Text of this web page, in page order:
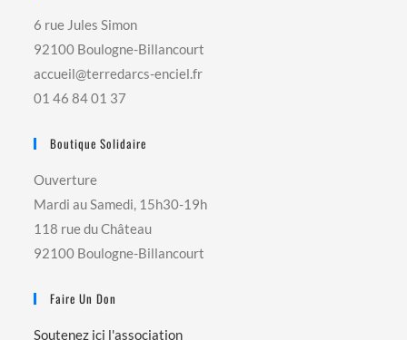
6 rue Jules Simon
92100 Boulogne-Billancourt
accueil@terredarcs-enciel.fr
01 46 84 01 37
Boutique Solidaire
Ouverture
Mardi au Samedi, 15h30-19h
118 rue du Château
92100 Boulogne-Billancourt
Faire Un Don
Soutenez ici l'association